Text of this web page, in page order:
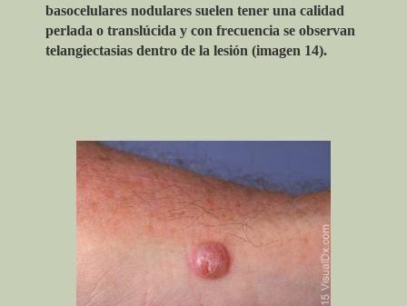
basocelulares nodulares suelen tener una calidad
perlada o translúcida y con frecuencia se observan
telangiectasias dentro de la lesión (imagen 14).